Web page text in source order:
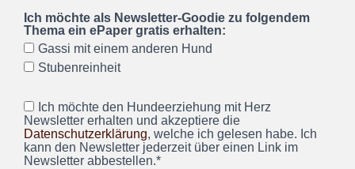
Ich möchte als Newsletter-Goodie zu folgendem
Thema ein ePaper gratis erhalten:
Gassi mit einem anderen Hund
Stubenreinheit
Ich möchte den Hundeerziehung mit Herz
Newsletter erhalten und akzeptiere die
Datenschutzerklärung, welche ich gelesen habe. Ich
kann den Newsletter jederzeit über einen Link im
Newsletter abbestellen.*